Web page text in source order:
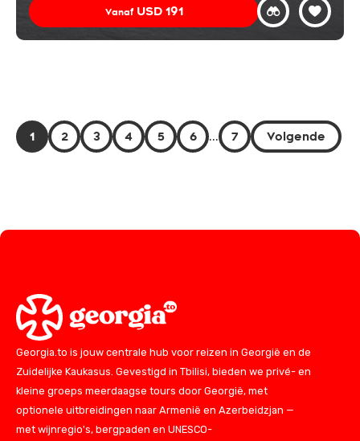
Vanaf USD 191
1 2 3 4 5 6 ... 7 Volgende
Georgia.to is jouw centrale hub voor reizen in Georgië en de
Zuidelijke Kaukasus. Gevestigd in Tbilisi, bieden we privé- en
kleine groeps meerdaagse tours door Georgië, met
optionele uitbreidingen naar Armenië en Azerbeidzjan —
met wijnregio's, bergpaden en UNESCO-